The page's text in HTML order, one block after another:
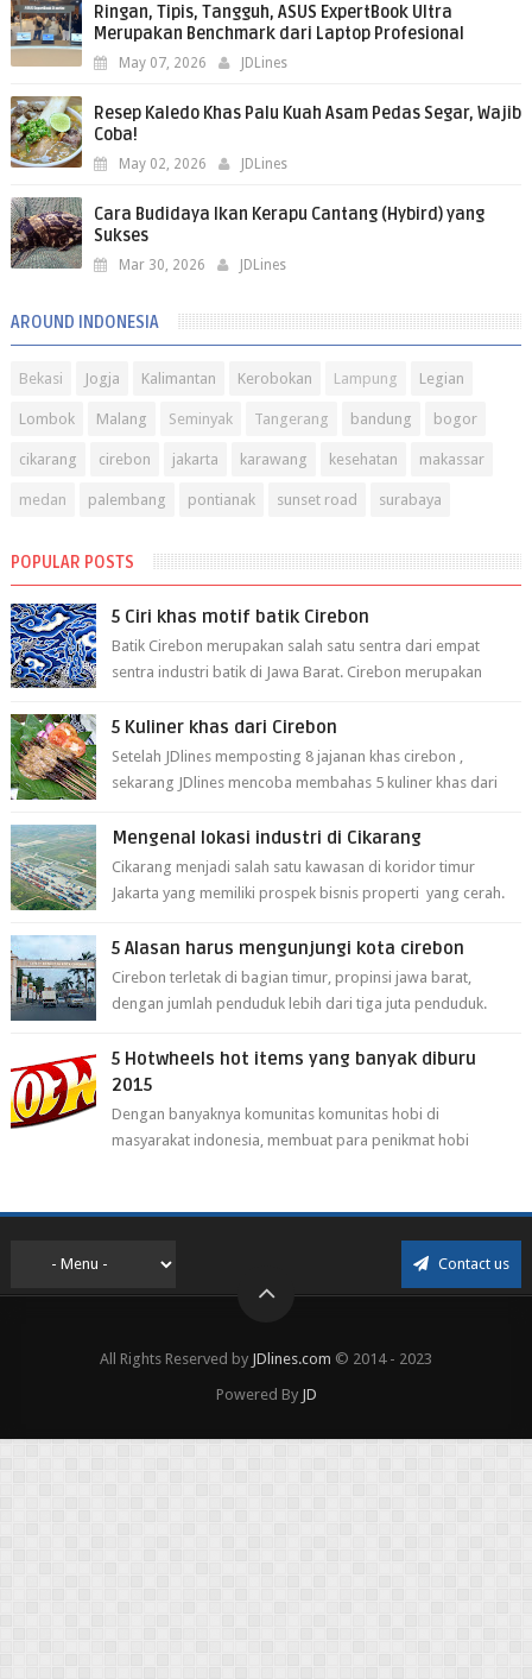
Ringan, Tipis, Tangguh, ASUS ExpertBook Ultra
Merupakan Benchmark dari Laptop Profesional
May 07, 2026 JDLines
Resep Kaledo Khas Palu Kuah Asam Pedas Segar, Wajib
Coba!
May 02, 2026 JDLines
Cara Budidaya Ikan Kerapu Cantang (Hybird) yang
Sukses
Mar 30, 2026 JDLines
AROUND INDONESIA
Bekasi Jogja Kalimantan Kerobokan Lampung Legian
Lombok Malang Seminyak Tangerang bandung bogor
cikarang cirebon jakarta karawang kesehatan makassar
medan palembang pontianak sunset road surabaya
POPULAR POSTS
5 Ciri khas motif batik Cirebon
Batik Cirebon merupakan salah satu sentra dari empat
sentra industri batik di Jawa Barat. Cirebon merupakan
5 Kuliner khas dari Cirebon
Setelah JDlines memposting 8 jajanan khas cirebon ,
sekarang JDlines mencoba membahas 5 kuliner khas dari
Mengenal lokasi industri di Cikarang
Cikarang menjadi salah satu kawasan di koridor timur
Jakarta yang memiliki prospek bisnis properti yang cerah.
5 Alasan harus mengunjungi kota cirebon
Cirebon terletak di bagian timur, propinsi jawa barat,
dengan jumlah penduduk lebih dari tiga juta penduduk.
5 Hotwheels hot items yang banyak diburu
2015
Dengan banyaknya komunitas komunitas hobi di
masyarakat indonesia, membuat para penikmat hobi
Contact us
All Rights Reserved by JDlines.com © 2014 - 2023
Powered By JD